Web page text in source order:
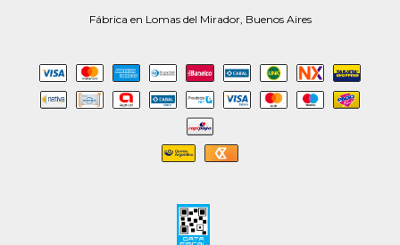
Fábrica en Lomas del Mirador, Buenos Aires